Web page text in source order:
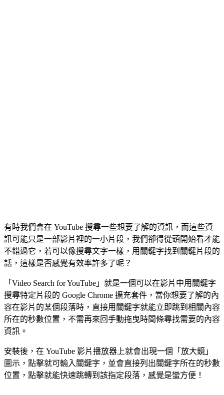
有時我們會在 YouTube 搜尋一些想要了解的資訊，而這些資
訊可能只是一部影片裡的一小片段，我們卻得從頭開始看才能
不錯過它，若可以像搜尋文字一樣，用關鍵字找到關鍵片段的
話，這樣是否感覺有效率許多了呢？
「Video Search for YouTube」就是一個可以在影片中用關鍵字
搜尋特定片段的 Google Chrome 擴充套件，當你想要了解的內
容在影片的某個段落時，直接用關鍵字就能立即跳到相關內容
所在的秒數位置，不需再來回手動拖曳時間條尋找需要的內容
資訊。
安裝後，在 YouTube 影片播放器上就會出現一個「放大鏡」
圖示，點擊就可輸入關鍵字，並會直接列出關鍵字所在的秒數
位置，點擊就能快速跳轉到該指定段落，感覺是蠻方便！